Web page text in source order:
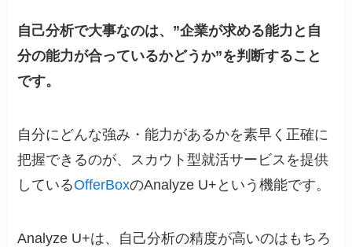
自己分析で大事なのは、”企業が求める能力と自
分の能力が合っているかどうか”を判断すること
です。
自分にどんな強み・能力があるかを素早く正確に
把握できるのが、スカウト型就活サービスを提供
しているOfferBoxのAnalyze U+という機能です。
Analyze U+は、自己分析の精度が高いのはもちろ